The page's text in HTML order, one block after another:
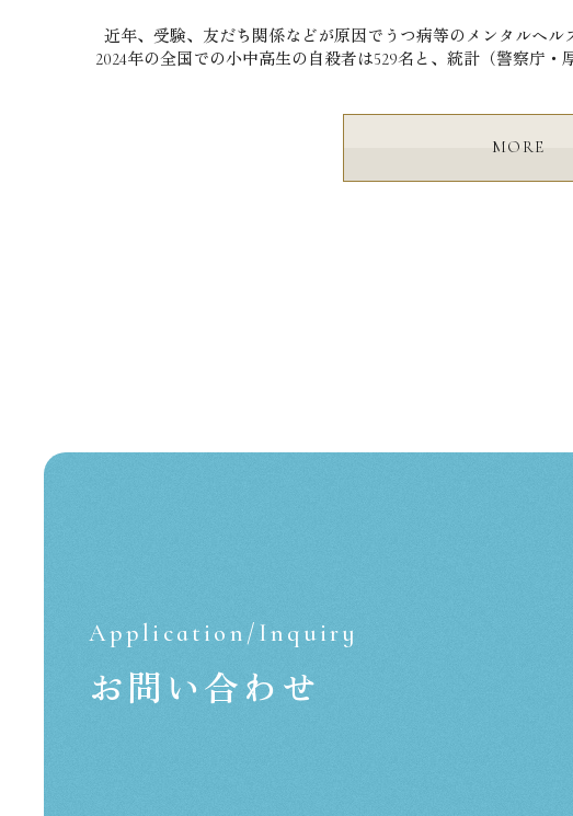
近年、受験、友だち関係などが原因でうつ病等のメンタルヘル
2024年の全国での小中高生の自殺者は529名と、統計（警察庁
MORE
Application/Inquiry
お問い合わせ